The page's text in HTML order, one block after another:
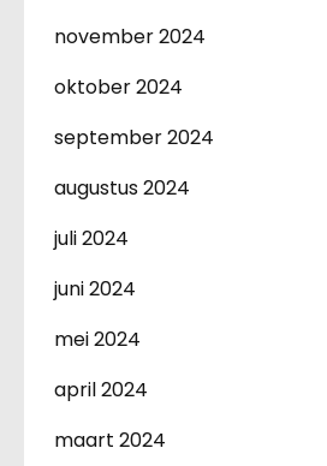
november 2024
oktober 2024
september 2024
augustus 2024
juli 2024
juni 2024
mei 2024
april 2024
maart 2024